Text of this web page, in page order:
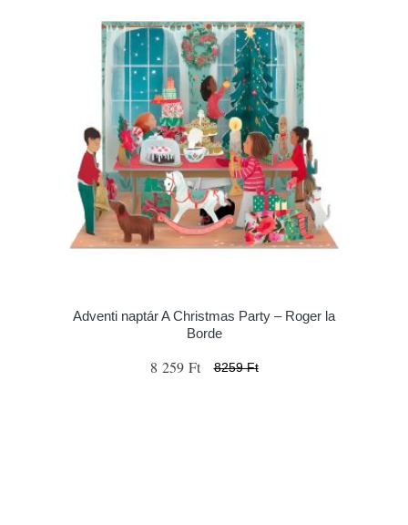
Adventi naptár A Christmas Party – Roger la
Borde
8 259 Ft 8259 Ft